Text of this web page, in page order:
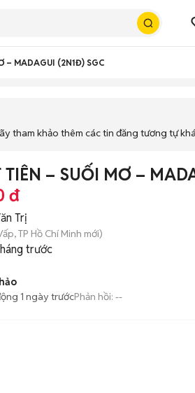
– MADAGUI (2N1Đ) SGC
tham khảo thêm các tin đăng tương tự
TIÊN – SUỐI MƠ –
đ
Trị
TP Hồ Chí Minh mới)
trước
1 ngày trướcPhản hồi: --